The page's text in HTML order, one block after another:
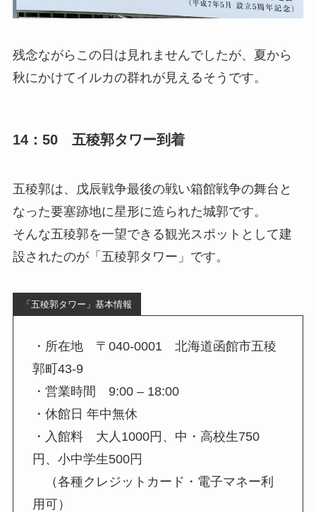
残念ながらこの日は見れませんでしたが、夏から
秋にかけてイルカの群れが見えるそうです。
14：50 五稜郭タワー到着
五稜郭は、戊辰戦争最後の戦い箱館戦争の舞台と
なった要塞跡地に星形に造られた城郭です。
そんな五稜郭を一望できる観光スポットとして建
設されたのが「五稜郭タワー」です。
「五稜郭タワー」基本情報
・所在地 〒040-0001 北海道函館市五稜
郭町43-9
・営業時間 9:00 – 18:00
・休館日 年中無休
・入館料 大人1000円、中・高校生750
円、小中学生500円
（各種クレジットカード・電子マネー利
用可）